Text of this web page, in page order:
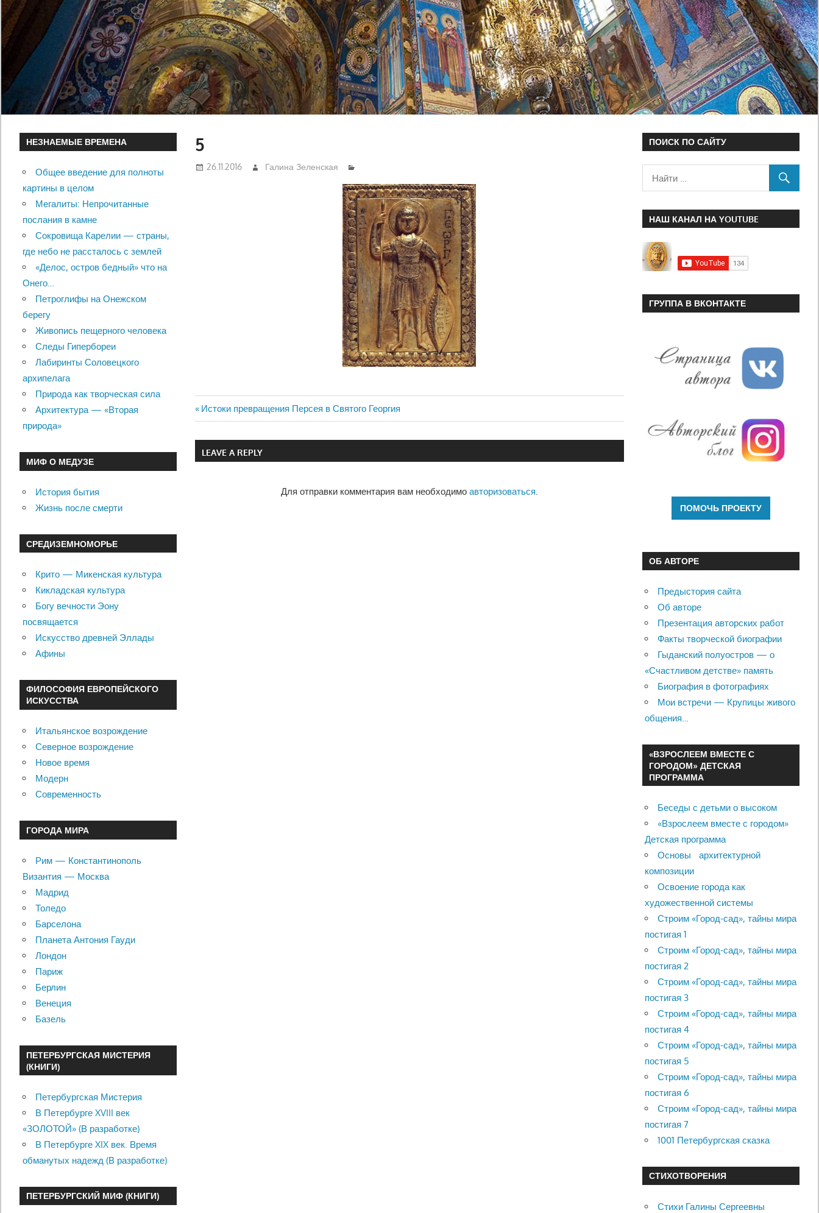
5
26.11.2016 Галина Зеленская
Навигация
по
Previous
Post:
Истоки превращения Персея в Святого Георгия
LEAVE A REPLY
Для отправки комментария вам необходимо авторизоваться.
НЕЗНАЕМЫЕ ВРЕМЕНА
Общее введение для полноты
картины в целом
Мегалиты: Непрочитанные
послания в камне
Сокровища Карелии — страны,
где небо не рассталось с землей
«Делос, остров бедный» что на
Онего…
Петроглифы на Онежском
берегу
Живопись пещерного человека
Следы Гипербореи
Лабиринты Соловецкого
архипелага
Природа как творческая сила
Архитектура — «Вторая
природа»
МИФ О МЕДУЗЕ
История бытия
Жизнь после смерти
СРЕДИЗЕМНОМОРЬЕ
Крито — Микенская культура
Кикладская культура
Богу вечности Эону
посвящается
Искусство древней Эллады
Афины
ФИЛОСОФИЯ ЕВРОПЕЙСКОГО
ИСКУССТВА
Итальянское возрождение
Северное возрождение
Новое время
Модерн
Современность
ГОРОДА МИРА
Рим — Константинополь
Византия — Москва
Мадрид
Толедо
Барселона
Планета Антония Гауди
Лондон
Париж
Берлин
Венеция
Базель
ПЕТЕРБУРГСКАЯ МИСТЕРИЯ
(КНИГИ)
Петербургская Мистерия
В Петербурге XVIII век
«ЗОЛОТОЙ» (В разработке)
В Петербурге XIX век. Время
обманутых надежд (В разработке)
ПЕТЕРБУРГСКИЙ МИФ (КНИГИ)
ПОИСК ПО САЙТУ
НАШ КАНАЛ НА YOUTUBE
ГРУППА В ВКОНТАКТЕ
ОБ АВТОРЕ
Предыстория сайта
Об авторе
Презентация авторских работ
Факты творческой биографии
Гыданский полуостров — о
«Счастливом детстве» память
Биография в фотографиях
Мои встречи — Крупицы живого
общения…
«ВЗРОСЛЕЕМ ВМЕСТЕ С
ГОРОДОМ» ДЕТСКАЯ
ПРОГРАММА
Беседы с детьми о высоком
«Взрослеем вместе с городом»
Детская программа
Основы архитектурной
композиции
Освоение города как
художественной системы
Строим «Город-сад», тайны мира
постигая 1
Строим «Город-сад», тайны мира
постигая 2
Строим «Город-сад», тайны мира
постигая 3
Строим «Город-сад», тайны мира
постигая 4
Строим «Город-сад», тайны мира
постигая 5
Строим «Город-сад», тайны мира
постигая 6
Строим «Город-сад», тайны мира
постигая 7
1001 Петербургская сказка
СТИХОТВОРЕНИЯ
Стихи Галины Сергеевны